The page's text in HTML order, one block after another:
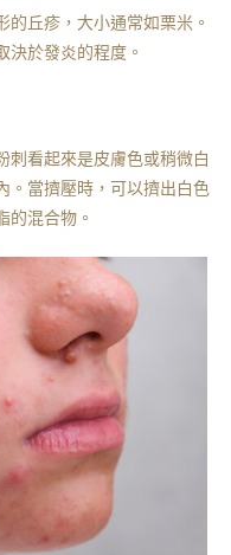
丘疹，大小通常如栗米。
決於發炎的程度。
刺看起來是皮膚色或稍微白
。當擠壓時，可以擠出白色
的混合物。